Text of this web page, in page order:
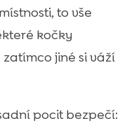
to vše
kočky
jiné si váží
pocit bezpečí: